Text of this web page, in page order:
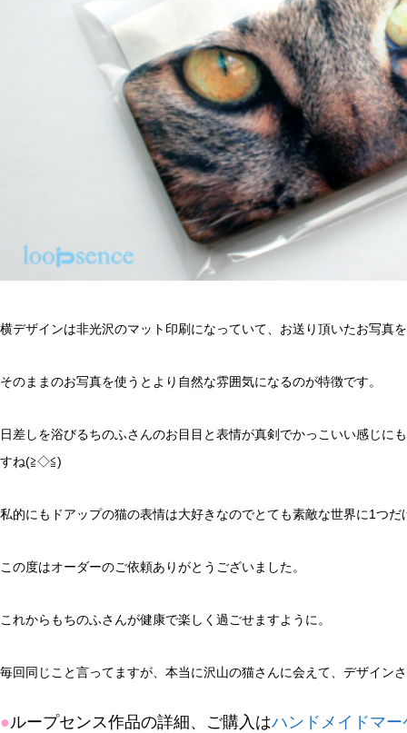
横デザインは非光沢のマット印刷になっていて、お送り頂いたお写真
そのままのお写真を使うとより自然な雰囲気になるのが特徴です。
日差しを浴びるちのふさんのお目目と表情が真剣でかっこいい感じに
すね(≧◇≦)
私的にもドアップの猫の表情は大好きなのでとても素敵な世界に1つ
この度はオーダーのご依頼ありがとうございました。
これからもちのふさんが健康で楽しく過ごせますように。
毎回同じこと言ってますが、本当に沢山の猫さんに会えて、デザイン
●ループセンス作品の詳細、ご購入はハンドメイドマ